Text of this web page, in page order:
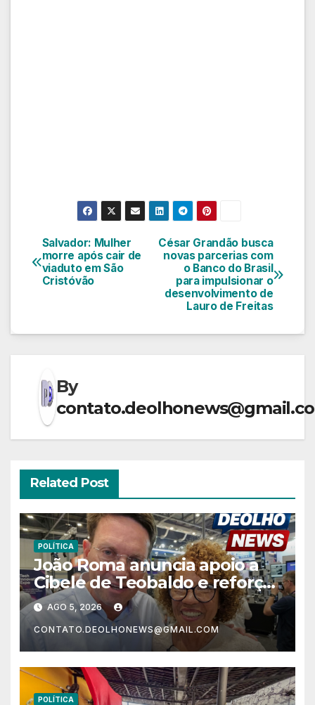
Navegação
de
César Grandão busca
novas parcerias com
o Banco do Brasil
para impulsionar o
desenvolvimento de
Lauro de Freitas
Salvador: Mulher
morre após cair de
viaduto em São
Cristóvão
By
Related Post
POLÍTICA
João Roma anuncia apoio a
Cibele de Teobaldo e reforça
projeto político para as
eleições de 2026
AGO 5, 2026
CONTATO.DEOLHONEWS@GMAIL.COM
POLÍTICA